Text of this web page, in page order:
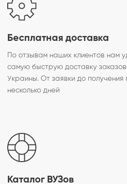
Бесплатная доставка
По отзывам наших клиентов нам
самую быструю доставку
Украины. От заявки до получения
несколько дней
Каталог ВУЗов